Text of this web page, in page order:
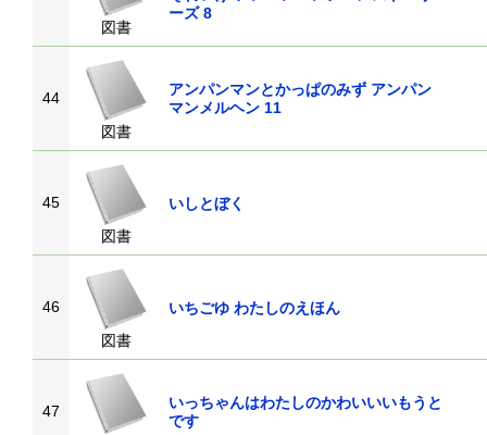
図書
ーズ 8
44
図書
アンパンマンとかっぱのみず アンパン
マンメルヘン 11
45
図書
いしとぼく
46
図書
いちごゆ わたしのえほん
47
いっちゃんはわたしのかわいいいもうと
です